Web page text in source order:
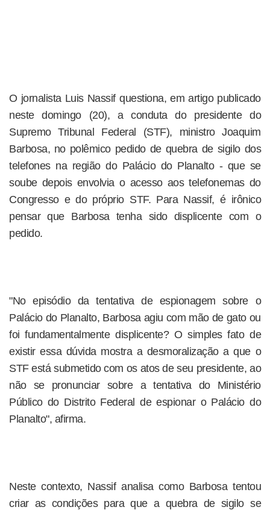
O jornalista Luis Nassif questiona, em artigo publicado
neste domingo (20), a conduta do presidente do
Supremo Tribunal Federal (STF), ministro Joaquim
Barbosa, no polêmico pedido de quebra de sigilo dos
telefones na região do Palácio do Planalto - que se
soube depois envolvia o acesso aos telefonemas do
Congresso e do próprio STF. Para Nassif, é irônico
pensar que Barbosa tenha sido displicente com o
pedido.
"No episódio da tentativa de espionagem sobre o
Palácio do Planalto, Barbosa agiu com mão de gato ou
foi fundamentalmente displicente? O simples fato de
existir essa dúvida mostra a desmoralização a que o
STF está submetido com os atos de seu presidente, ao
não se pronunciar sobre a tentativa do Ministério
Público do Distrito Federal de espionar o Palácio do
Planalto", afirma.
Neste contexto, Nassif analisa como Barbosa tentou
criar as condições para que a quebra de sigilo se